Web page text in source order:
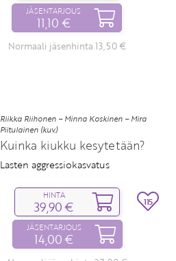
JÄSENTARJOUS
11,10 €
Normaali jäsenhinta 13,50 €
Riikka Riihonen – Minna Koskinen – Mira
Piitulainen (kuv.)
Kuinka kiukku kesytetään?
Lasten aggressiokasvatus
HINTA
39,90 €
JÄSENTARJOUS
14,00 €
115